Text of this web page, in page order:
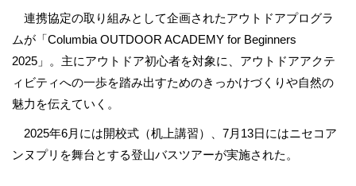
連携協定の取り組みとして企画されたアウトドアプログラ
ムが「Columbia OUTDOOR ACADEMY for Beginners
2025」。主にアウトドア初心者を対象に、アウトドアアクテ
ィビティへの一歩を踏み出すためのきっかけづくりや自然の
魅力を伝えていく。
2025年6月には開校式（机上講習）、7月13日にはニセコア
ンヌプリを舞台とする登山バスツアーが実施された。